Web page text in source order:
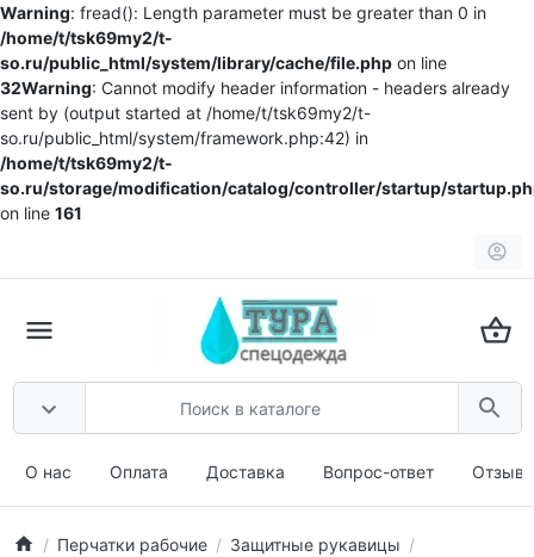
Warning: fread(): Length parameter must be greater than 0 in
/home/t/tsk69my2/t-
so.ru/public_html/system/library/cache/file.php on line
32Warning: Cannot modify header information - headers already
sent by (output started at /home/t/tsk69my2/t-
so.ru/public_html/system/framework.php:42) in
/home/t/tsk69my2/t-
so.ru/storage/modification/catalog/controller/startup/
on line 161
О нас Оплата Доставка Вопрос-ответ
Перчатки рабочие
Защитные рукавицы